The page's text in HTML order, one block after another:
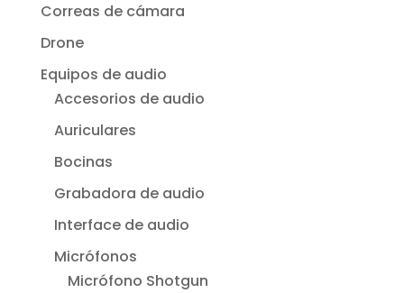
Correas de cámara
Drone
Equipos de audio
Accesorios de audio
Auriculares
Bocinas
Grabadora de audio
Interface de audio
Micrófonos
Micrófono Shotgun